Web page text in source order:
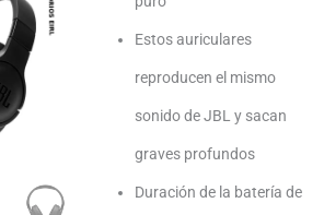
Estos auriculares
reproducen el mismo
sonido de JBL y sacan
graves profundos
Duración de la batería de